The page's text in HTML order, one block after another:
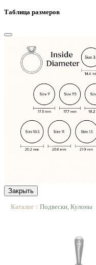
Таблица размеров
Закрыть
Каталог | Подвески, Кулоны